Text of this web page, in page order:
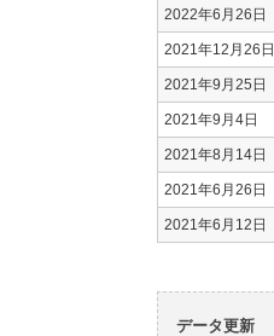
2022年6月26日
2021年12月26日
2021年9月25日
2021年9月4日
2021年8月14日
2021年6月26日
2021年6月12日
データ更新